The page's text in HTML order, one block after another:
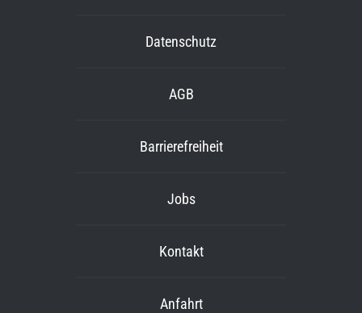
Datenschutz
AGB
Barrierefreiheit
Jobs
Kontakt
Anfahrt